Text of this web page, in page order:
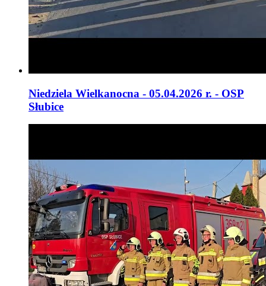
Niedziela Wielkanocna - 05.04.2026 r. - OSP
Słubice